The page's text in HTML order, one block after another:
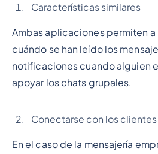
Características similares
Ambas aplicaciones permiten a
cuándo se han leído los
notificaciones cuando alguien
apoyar los chats grupales.
Conectarse con los clientes
En el caso de la mensajería